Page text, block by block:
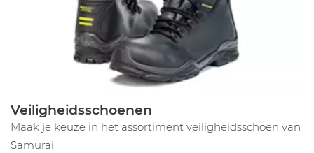
Veiligheidsschoenen
Maak je keuze in het assortiment veiligheidsschoen van
Samurai.